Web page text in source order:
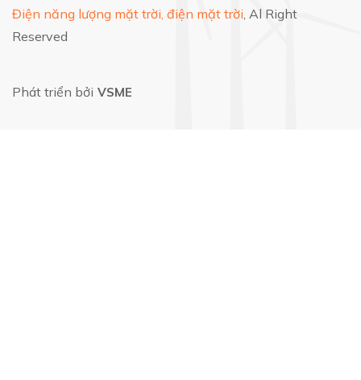
Điện năng lượng mặt trời, điện mặt trời, Al Right
Reserved
Phát triển bởi VSME